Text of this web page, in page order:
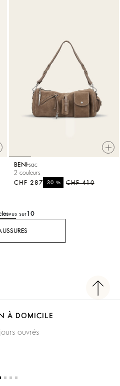
BENI sac
2 couleurs
CHF 410
-30%
CHF 287
vus sur10
À DOMICILE
ouvrés